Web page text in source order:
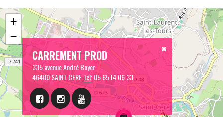
CARREMENT PROD
335 avenue André Boyer
46400 SAINT CERETél:05 65 14 06 33
+
−